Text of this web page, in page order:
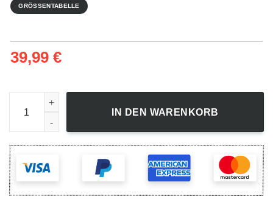
GRÖSSENTABELLE
39,99 €
Traubenkorb - Leinwandbild Menge
IN DEN WARENKORB